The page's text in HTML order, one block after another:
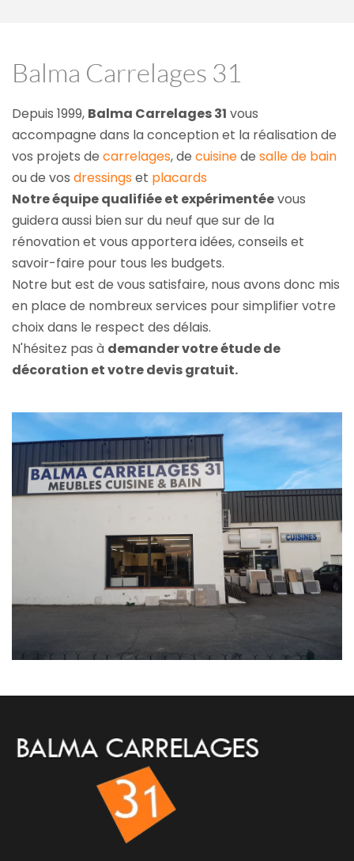
Balma Carrelages 31
Depuis 1999, Balma Carrelages 31 vous
accompagne dans la conception et la réalisation de
vos projets de carrelages, de cuisine de salle de bain
ou de vos dressings et placards
Notre équipe qualifiée et expérimentée vous
guidera aussi bien sur du neuf que sur de la
rénovation et vous apportera idées, conseils et
savoir-faire pour tous les budgets.
Notre but est de vous satisfaire, nous avons donc mis
en place de nombreux services pour simplifier votre
choix dans le respect des délais.
N'hésitez pas à demander votre étude de
décoration et votre devis gratuit.